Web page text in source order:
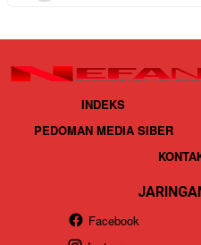
INDEKS
PEDOMAN MEDIA SIBER
Facebook